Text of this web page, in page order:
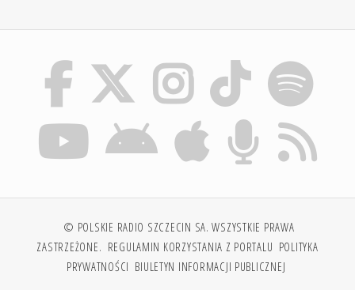
© POLSKIE RADIO SZCZECIN SA. WSZYSTKIE PRAWA
ZASTRZEŻONE. REGULAMIN KORZYSTANIA Z PORTALU POLITYKA
PRYWATNOŚCI BIULETYN INFORMACJI PUBLICZNEJ